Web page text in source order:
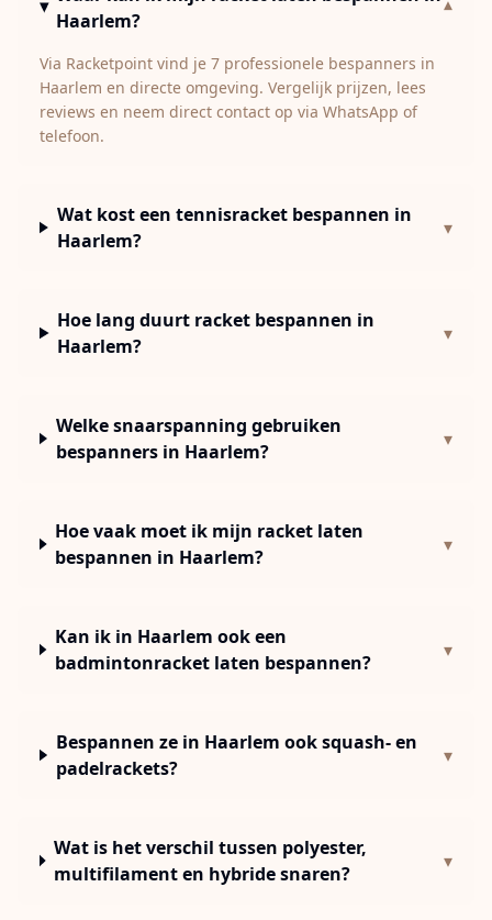
Haarlem?
▾
Via Racketpoint vind je 7 professionele bespanners in
Haarlem en directe omgeving. Vergelijk prijzen, lees
reviews en neem direct contact op via WhatsApp of
telefoon.
Wat kost een tennisracket bespannen in
Haarlem?
▾
Hoe lang duurt racket bespannen in
Haarlem?
▾
Welke snaarspanning gebruiken
bespanners in Haarlem?
▾
Hoe vaak moet ik mijn racket laten
bespannen in Haarlem?
▾
Kan ik in Haarlem ook een
badmintonracket laten bespannen?
▾
Bespannen ze in Haarlem ook squash- en
padelrackets?
▾
Wat is het verschil tussen polyester,
multifilament en hybride snaren?
▾